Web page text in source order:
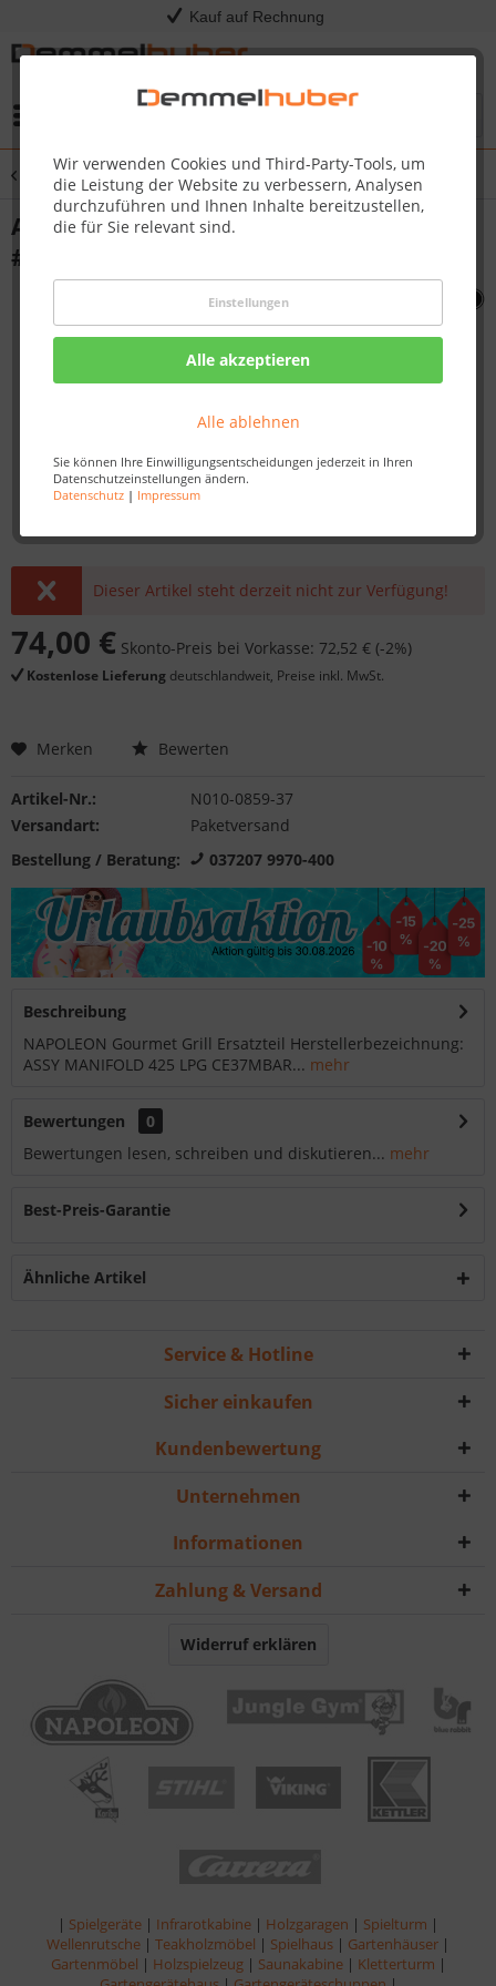
Kauf auf Rechnung
Wir verwenden Cookies und Third-Party-Tools, um
die Leistung der Website zu verbessern, Analysen
durchzuführen und Ihnen Inhalte bereitzustellen,
die für Sie relevant sind.
Einstellungen
Alle akzeptieren
Alle ablehnen
Sie können Ihre Einwilligungsentscheidungen jederzeit in Ihren
Datenschutzeinstellungen ändern.
Datenschutz| Impressum
Übersicht Sonstige Ersatzteile
ASSY MANIFOLD 425 LPG CE37MBAR
#N010-0859-37
Dieser Artikel steht derzeit nicht zur Verfügung!
74,00 € Skonto-Preis bei Vorkasse: 72,52 € (-2%)
Kostenlose Lieferung deutschlandweit, Preise inkl. MwSt.
Merken Bewerten
Artikel-Nr.:
N010-0859-37
Versandart:
Paketversand
Bestellung / Beratung:
037207 9970-400
Beschreibung
NAPOLEON Gourmet Grill Ersatzteil Herstellerbezeichnung:
ASSY MANIFOLD 425 LPG CE37MBAR... mehr
Bewertungen
0
Bewertungen lesen, schreiben und diskutieren... mehr
Best-Preis-Garantie
Ähnliche Artikel
Service & Hotline
Sicher einkaufen
Kundenbewertung
Unternehmen
Informationen
Zahlung & Versand
Widerruf erklären
| Spielgeräte | Infrarotkabine | Holzgaragen | Spielturm |
Wellenrutsche | Teakholzmöbel | Spielhaus | Gartenhäuser |
Gartenmöbel | Holzspielzeug | Saunakabine | Kletterturm |